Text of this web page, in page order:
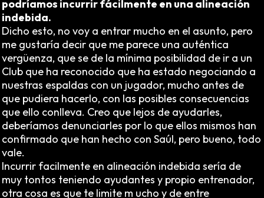
podríamos incurrir fácilmente en una alineación
indebida.
Dicho esto, no voy a entrar mucho en el asunto, pero
me gustaría decir que me parece una auténtica
vergüenza, que se de la mínima posibilidad de ir a un
Club que ha reconocido que ha estado negociando a
nuestras espaldas con un jugador, mucho antes de
que pudiera hacerlo, con las posibles consecuencias
que ello conlleva. Creo que lejos de ayudarles,
deberíamos denunciarles por lo que ellos mismos han
confirmado que han hecho con Saúl, pero bueno, todo
vale.
Incurrir facilmente en alineación indebida sería de
muy tontos teniendo ayudantes y propio entrenador,
otra cosa es que te limite m ucho y de entre